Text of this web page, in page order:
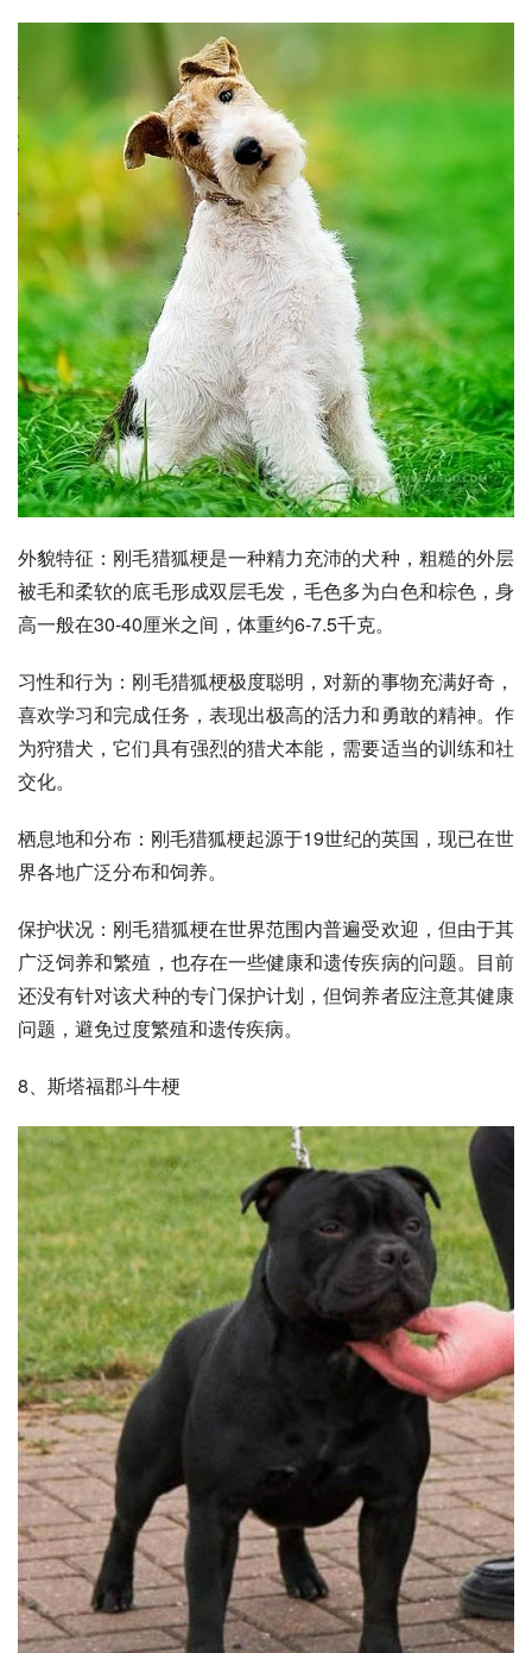
外貌特征：刚毛猎狐梗是一种精力充沛的犬种，粗糙的外层
被毛和柔软的底毛形成双层毛发，毛色多为白色和棕色，身
高一般在30-40厘米之间，体重约6-7.5千克。
习性和行为：刚毛猎狐梗极度聪明，对新的事物充满好奇，
喜欢学习和完成任务，表现出极高的活力和勇敢的精神。作
为狩猎犬，它们具有强烈的猎犬本能，需要适当的训练和社
交化。
栖息地和分布：刚毛猎狐梗起源于19世纪的英国，现已在世
界各地广泛分布和饲养。
保护状况：刚毛猎狐梗在世界范围内普遍受欢迎，但由于其
广泛饲养和繁殖，也存在一些健康和遗传疾病的问题。目前
还没有针对该犬种的专门保护计划，但饲养者应注意其健康
问题，避免过度繁殖和遗传疾病。
8、 斯塔福郡斗牛梗